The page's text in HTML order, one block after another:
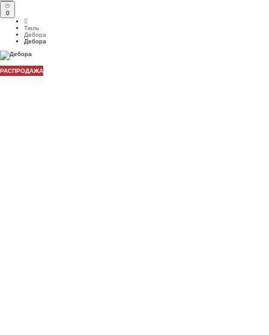
0
Тюль
Дебора
Дебора
РАСПРОДАЖА